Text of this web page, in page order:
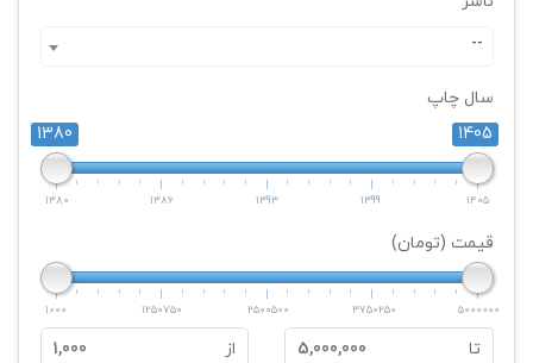
--
سال چاپ
1380
1405
1380 1386 1393 1399 1405
قیمت (تومان)
1000 1250750 2500500 3750250 5000000
تا 5,000,000 از 1,000